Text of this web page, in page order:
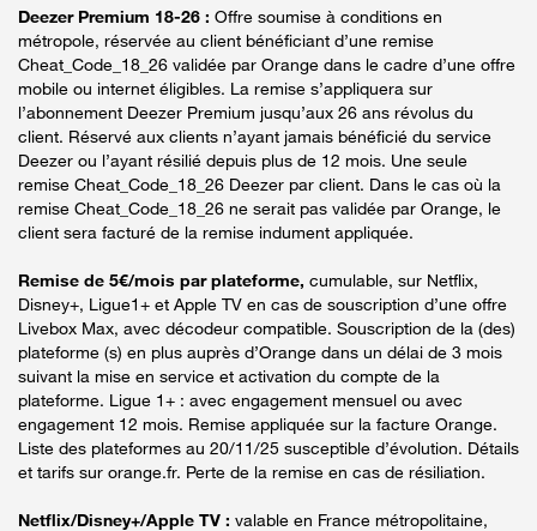
Deezer Premium 18-26 : Offre soumise à conditions en
métropole, réservée au client bénéficiant d’une remise
Cheat_Code_18_26 validée par Orange dans le cadre d’une offre
mobile ou internet éligibles. La remise s’appliquera sur
l’abonnement Deezer Premium jusqu’aux 26 ans révolus du
client. Réservé aux clients n’ayant jamais bénéficié du service
Deezer ou l’ayant résilié depuis plus de 12 mois. Une seule
remise Cheat_Code_18_26 Deezer par client. Dans le cas où la
remise Cheat_Code_18_26 ne serait pas validée par Orange, le
client sera facturé de la remise indument appliquée.
Remise de 5€/mois par plateforme, cumulable, sur Netflix,
Disney+, Ligue1+ et Apple TV en cas de souscription d’une offre
Livebox Max, avec décodeur compatible. Souscription de la (des)
plateforme (s) en plus auprès d’Orange dans un délai de 3 mois
suivant la mise en service et activation du compte de la
plateforme. Ligue 1+ : avec engagement mensuel ou avec
engagement 12 mois. Remise appliquée sur la facture Orange.
Liste des plateformes au 20/11/25 susceptible d’évolution. Détails
et tarifs sur orange.fr. Perte de la remise en cas de résiliation.
Netflix/Disney+/Apple TV : valable en France métropolitaine,